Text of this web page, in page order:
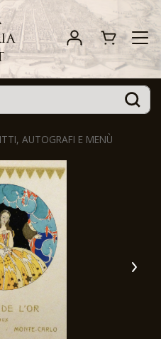
AUTOGRAFI E MENÙ